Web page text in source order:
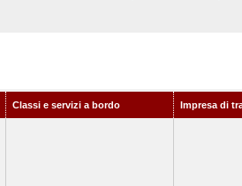
Classi e servizi a bordo Impresa di